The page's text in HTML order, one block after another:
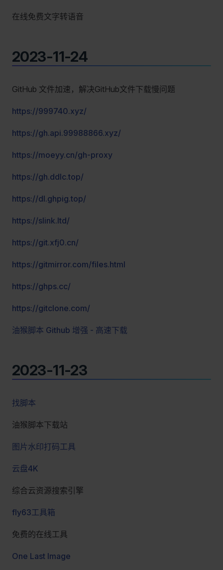
在线免费文字转语音
2023-11-24
GitHub 文件加速，解决GitHub文件下载慢问题
https://999740.xyz/
https://gh.api.99988866.xyz/
https://moeyy.cn/gh-proxy
https://gh.ddlc.top/
https://dl.ghpig.top/
https://slink.ltd/
https://git.xfj0.cn/
https://gitmirror.com/files.html
https://ghps.cc/
https://gitclone.com/
油猴脚本 Github 增强 - 高速下载
2023-11-23
找脚本
油猴脚本下载站
图片水印打码工具
云盘4K
综合云资源搜索引擎
fly63工具箱
免费的在线工具
One Last Image